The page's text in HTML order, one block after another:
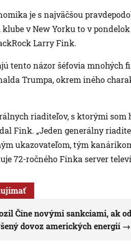
je s najväčšou
v New Yorku to v
Larry Fink.
tento názor šéfovia mnohých
Trumpa, okrem iného
riaditeľov, s ktorými som
Fink. „Jeden generálny
ukazovateľom, tým
72-ročného Finka server
Číne novými sankciami, ak
dovoz amerických energií